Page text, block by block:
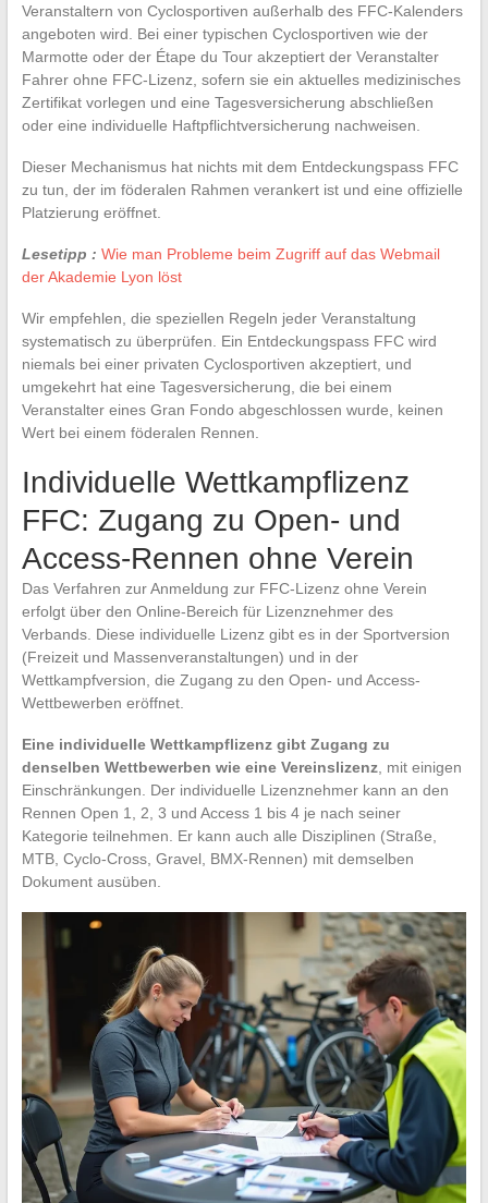
Veranstaltern von Cyclosportiven außerhalb des FFC-Kalenders
angeboten wird. Bei einer typischen Cyclosportiven wie der
Marmotte oder der Étape du Tour akzeptiert der Veranstalter
Fahrer ohne FFC-Lizenz, sofern sie ein aktuelles medizinisches
Zertifikat vorlegen und eine Tagesversicherung abschließen
oder eine individuelle Haftpflichtversicherung nachweisen.
Dieser Mechanismus hat nichts mit dem Entdeckungspass FFC
zu tun, der im föderalen Rahmen verankert ist und eine offizielle
Platzierung eröffnet.
Lesetipp : Wie man Probleme beim Zugriff auf das Webmail
der Akademie Lyon löst
Wir empfehlen, die speziellen Regeln jeder Veranstaltung
systematisch zu überprüfen. Ein Entdeckungspass FFC wird
niemals bei einer privaten Cyclosportiven akzeptiert, und
umgekehrt hat eine Tagesversicherung, die bei einem
Veranstalter eines Gran Fondo abgeschlossen wurde, keinen
Wert bei einem föderalen Rennen.
Individuelle Wettkampflizenz
FFC: Zugang zu Open- und
Access-Rennen ohne Verein
Das Verfahren zur Anmeldung zur FFC-Lizenz ohne Verein
erfolgt über den Online-Bereich für Lizenznehmer des
Verbands. Diese individuelle Lizenz gibt es in der Sportversion
(Freizeit und Massenveranstaltungen) und in der
Wettkampfversion, die Zugang zu den Open- und Access-
Wettbewerben eröffnet.
Eine individuelle Wettkampflizenz gibt Zugang zu
denselben Wettbewerben wie eine Vereinslizenz, mit einigen
Einschränkungen. Der individuelle Lizenznehmer kann an den
Rennen Open 1, 2, 3 und Access 1 bis 4 je nach seiner
Kategorie teilnehmen. Er kann auch alle Disziplinen (Straße,
MTB, Cyclo-Cross, Gravel, BMX-Rennen) mit demselben
Dokument ausüben.